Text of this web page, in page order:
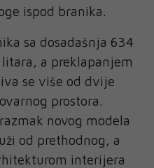
ispod branika.
sa dosadašnja 634
a preklapanjem
se više od dvije
prostora.
novog modela
od prethodnog, a
interijera